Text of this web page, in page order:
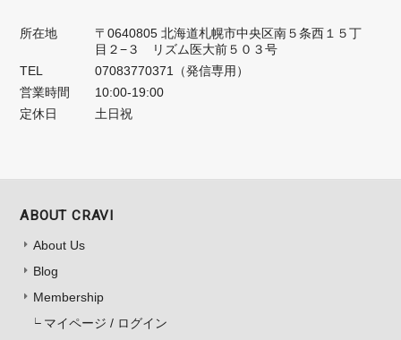
所在地
〒0640805 北海道札幌市中央区南５条西１５丁
目２−３ リズム医大前５０３号
TEL
07083770371（発信専用）
営業時間
10:00-19:00
定休日
土日祝
ABOUT CRAVI
About Us
Blog
Membership
マイページ / ログイン